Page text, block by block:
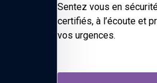
Sentez vous en
certifiés, à l’écoute et
vos urgences.